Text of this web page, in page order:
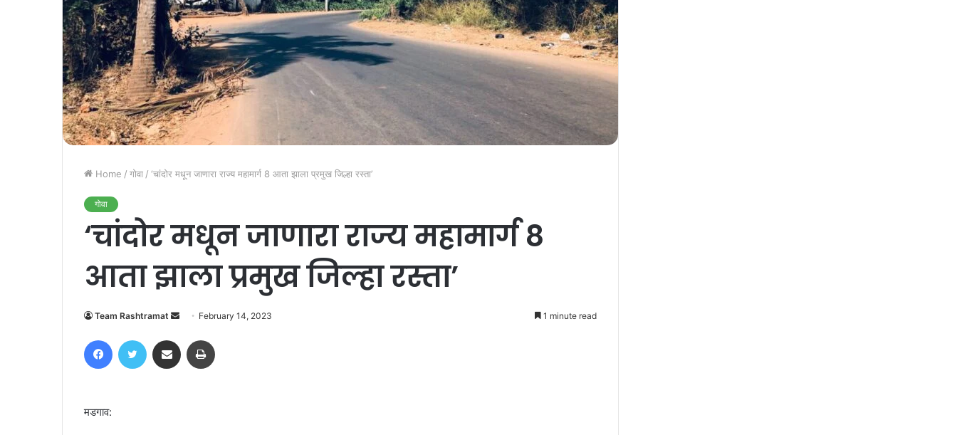
Home / गोवा / ‘चांदोर मधून जाणारा राज्य महामार्ग 8 आता झाला प्रमुख जिल्हा रस्ता’
गोवा
‘चांदोर मधून जाणारा राज्य महामार्ग 8
आता झाला प्रमुख जिल्हा रस्ता’
Team Rashtramat
Send
email
February 14, 2023 1 minute read
FacebookTwitter Share via Email
मडगाव: